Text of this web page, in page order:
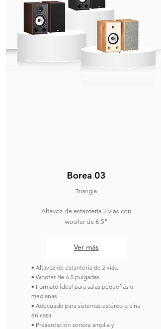
Borea 03
Triangle
Altavoz de estantería 2 vías con
woofer de 6.5"
Ver más
• Altavoz de estantería de 2 vías.
• Woofer de 6.5 pulgadas.
• Formato ideal para salas pequeñas o
medianas.
• Adecuado para sistemas estéreo o cine
en casa.
• Presentación sonora amplia y